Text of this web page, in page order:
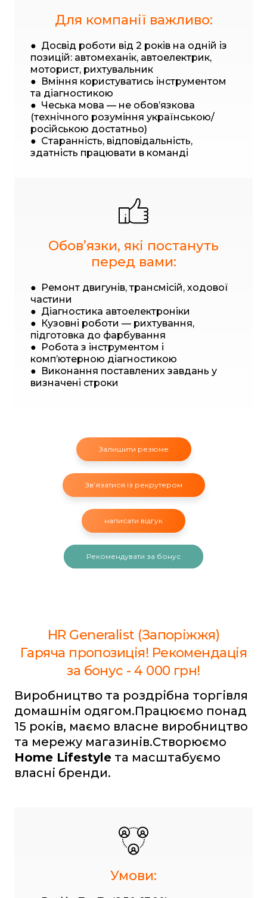
Для компанії важливо:
● Досвід роботи від 2 років на одній із
позицій: автомеханік, автоелектрик,
моторист, рихтувальник
● Вміння користуватись інструментом
та діагностикою
● Чеська мова — не обов’язкова
(технічного розуміння українською/
російською достатньо)
● Старанність, відповідальність,
здатність працювати в команді
Обовʼязки, які постануть
перед вами:
● Ремонт двигунів, трансмісій, ходової
частини
● Діагностика автоелектроніки
● Кузовні роботи — рихтування,
підготовка до фарбування
● Робота з інструментом і
комп’ютерною діагностикою
● Виконання поставлених завдань у
визначені строки
Залишити резюме
Звʼязатися із рекрутером
написати відгук
Рекомендувати за бонус
HR Generalist (Запоріжжя)
Гаряча пропозиція! Рекомендація
за бонус - 4 000 грн!
Виробництво та роздрібна торгівля
домашнім одягом.Працюємо понад
15 років, маємо власне виробництво
та мережу магазинів.Створюємо
Home Lifestyle та масштабуємо
власні бренди.
Умови: